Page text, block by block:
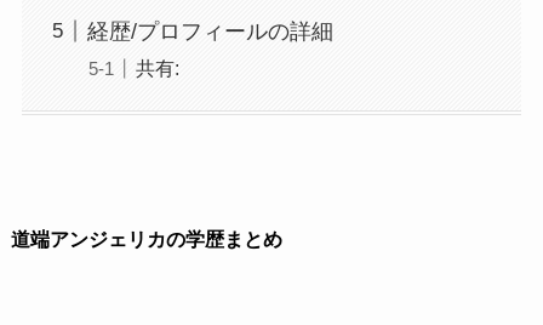
経歴/プロフィールの詳細
共有:
道端アンジェリカの学歴まとめ